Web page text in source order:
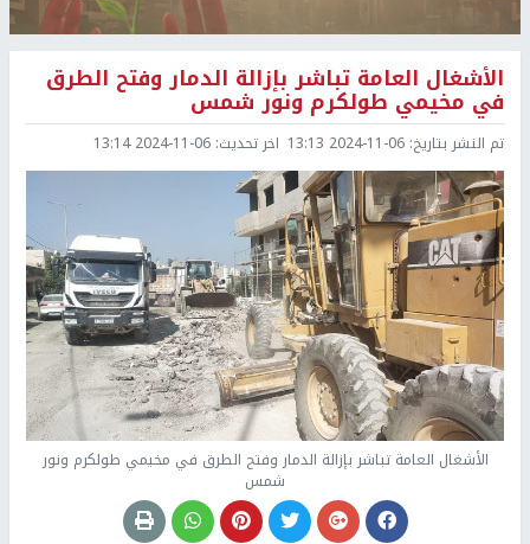
الأشغال العامة تباشر بإزالة الدمار وفتح الطرق
في مخيمي طولكرم ونور شمس
تم النشر بتاريخ: 2024-11-06 13:13 اخر تحديث: 2024-11-06 13:14
الأشغال العامة تباشر بإزالة الدمار وفتح الطرق في مخيمي طولكرم ونور
شمس